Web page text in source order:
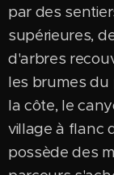
par des
supérieures,
d'arbres
les brumes du
la côte, le
village à flanc
possède des